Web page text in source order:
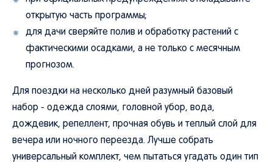
открытую часть программы;
для дачи сверяйте полив и обработку растений с
фактическими осадками, а не только с месячным
прогнозом.
Для поездки на несколько дней разумный базовый
набор - одежда слоями, головной убор, вода,
дождевик, репеллент, прочная обувь и теплый слой для
вечера или ночного переезда. Лучше собрать
универсальный комплект, чем пытаться угадать один тип